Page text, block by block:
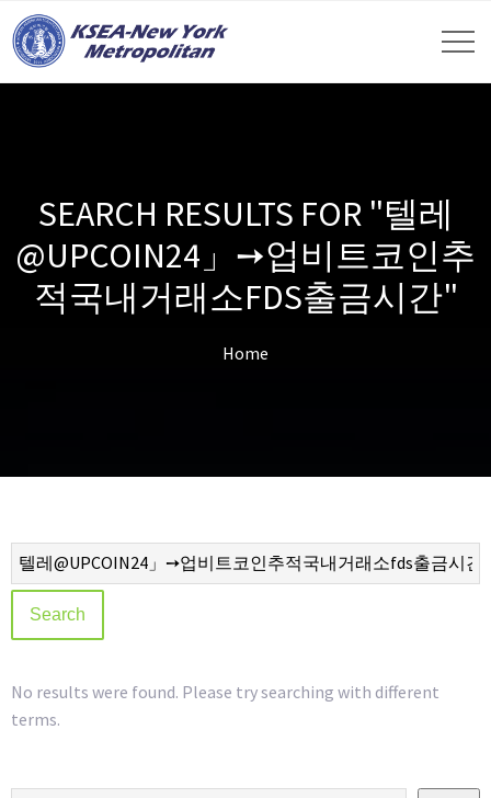
SEARCH RESULTS FOR "텔레
@UPCOIN24」➙업비트코인추
적국내거래소FDS출금시간"
Home
No results were found. Please try searching with different
terms.